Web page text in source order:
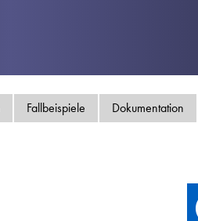
Fallbeispiele Dokumentation
Datenschutzrichtlinie
Sitemap